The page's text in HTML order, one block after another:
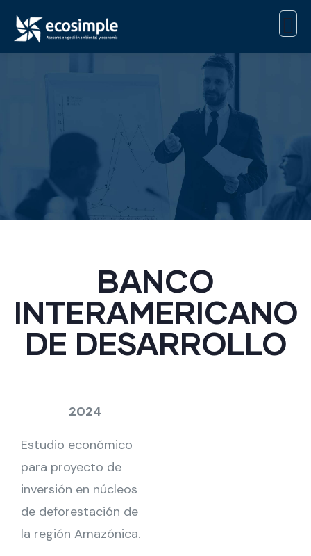
BANCO
INTERAMERICANO
DE DESARROLLO
2024
Estudio económico
para proyecto de
inversión en núcleos
de deforestación de
la región Amazónica.